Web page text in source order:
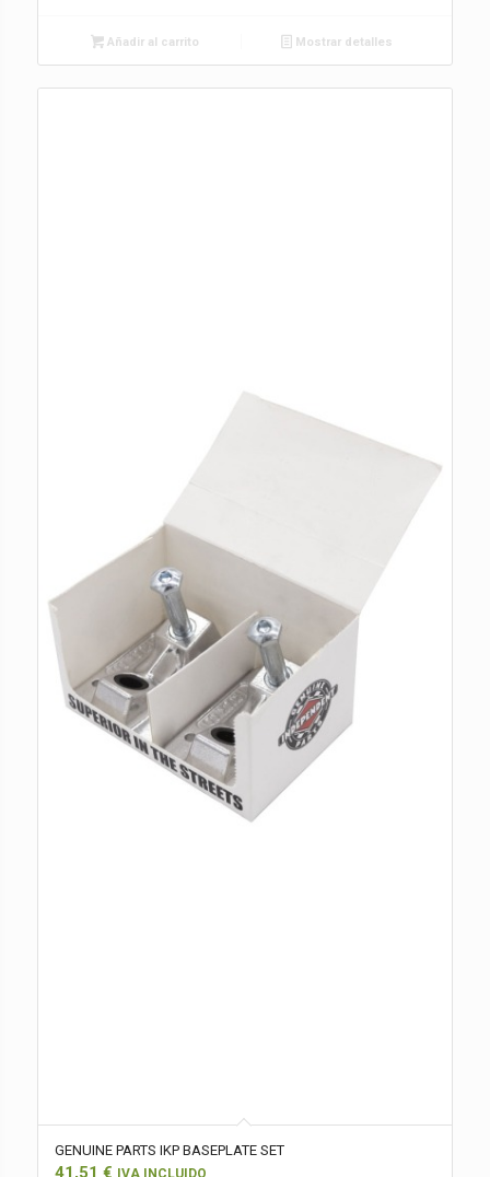
Añadir al carrito Mostrar detalles
GENUINE PARTS IKP BASEPLATE SET
41,51 € IVA INCLUIDO